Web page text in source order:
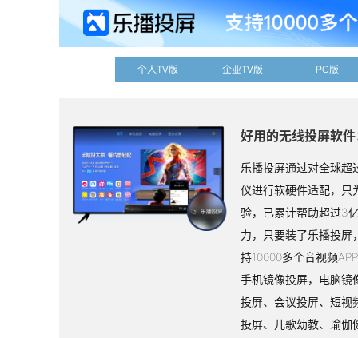
个人TV版 企业TV版 PC版
好用的无线投屏软
乐播投屏通过对全球超
仪进行软硬件适配，只
验，已累计帮助超过3
力，只要装了乐播投屏
持10000多个音视频
手机镜像投屏，电脑镜
投屏、会议投屏、短视
投屏、儿歌幼教、瑜伽